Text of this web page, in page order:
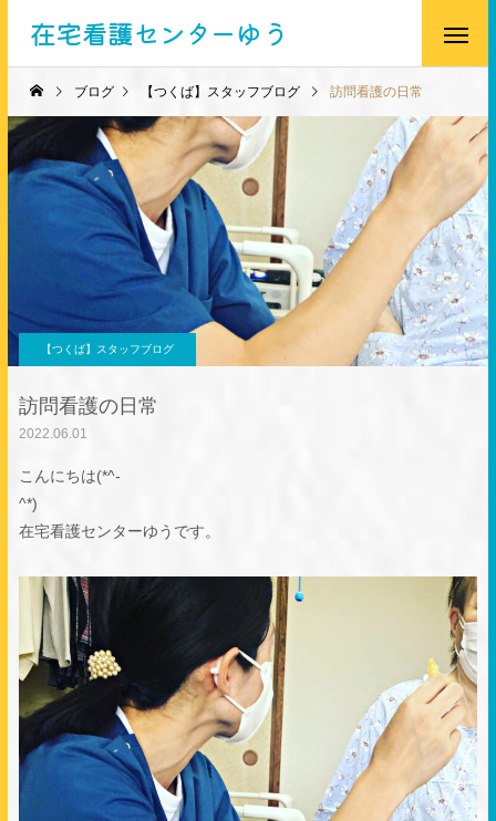
在宅看護センターゆう
ブログ 【つくば】スタッフブログ 訪問看護の日常
【つくば】スタッフブログ
訪問看護の日常
2022.06.01
こんにちは(*^-
在宅看護センターゆうです。